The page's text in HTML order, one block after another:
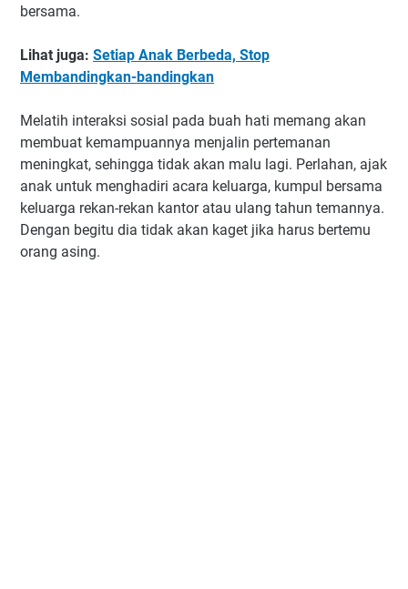
bersama.
Lihat juga: Setiap Anak Berbeda, Stop
Membandingkan-bandingkan
Melatih interaksi sosial pada buah hati memang akan
membuat kemampuannya menjalin pertemanan
meningkat, sehingga tidak akan malu lagi. Perlahan, ajak
anak untuk menghadiri acara keluarga, kumpul bersama
keluarga rekan-rekan kantor atau ulang tahun temannya.
Dengan begitu dia tidak akan kaget jika harus bertemu
orang asing.